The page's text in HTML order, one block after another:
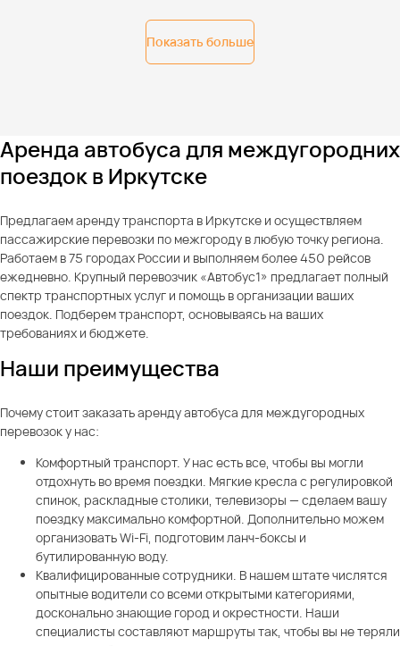
Показать больше
Аренда автобуса для междугородних
поездок в Иркутске
Предлагаем аренду транспорта в Иркутске и осуществляем
пассажирские перевозки по межгороду в любую точку региона.
Работаем в 75 городах России и выполняем более 450 рейсов
ежедневно. Крупный перевозчик «Автобус1» предлагает полный
спектр транспортных услуг и помощь в организации ваших
поездок. Подберем транспорт, основываясь на ваших
требованиях и бюджете.
Наши преимущества
Почему стоит заказать аренду автобуса для междугородных
перевозок у нас:
Комфортный транспорт. У нас есть все, чтобы вы могли
отдохнуть во время поездки. Мягкие кресла с регулировкой
спинок, раскладные столики, телевизоры — сделаем вашу
поездку максимально комфортной. Дополнительно можем
организовать Wi-Fi, подготовим ланч-боксы и
бутилированную воду.
Квалифицированные сотрудники. В нашем штате числятся
опытные водители со всеми открытыми категориями,
досконально знающие город и окрестности. Наши
специалисты составляют маршруты так, чтобы вы не теряли